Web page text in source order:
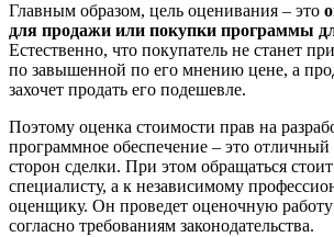
Главным образом, цель оценивания – это
для продажи или покупки программы
Естественно, что покупатель не станет
по завышенной по его мнению цене, а
захочет продать его подешевле.
Поэтому оценка стоимости прав на
программное обеспечение – это отличный
сторон сделки. При этом обращаться
специалисту, а к независимому
оценщику. Он проведет оценочную
согласно требованиям законодательства.